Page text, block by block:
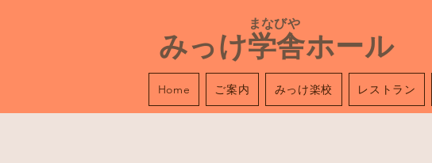
​ まなびや
みっけ学舎ホール
Home ご案内 みっけ楽校 レストラン